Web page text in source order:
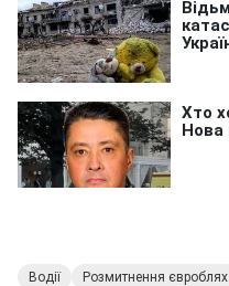
Водії Розмитнення євроблях